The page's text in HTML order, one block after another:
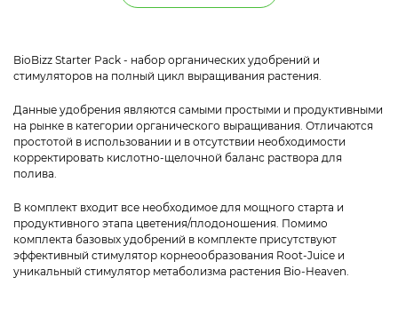
BioBizz Starter Pack - набор органических удобрений и
стимуляторов на полный цикл выращивания растения.
Данные удобрения являются самыми простыми и продуктивными
на рынке в категории органического выращивания. Отличаются
простотой в использовании и в отсутствии необходимости
корректировать кислотно-щелочной баланс раствора для
полива.
В комплект входит все необходимое для мощного старта и
продуктивного этапа цветения/плодоношения. Помимо
комплекта базовых удобрений в комплекте присутствуют
эффективный стимулятор корнеообразования Root-Juice и
уникальный стимулятор метаболизма растения Bio-Heaven.